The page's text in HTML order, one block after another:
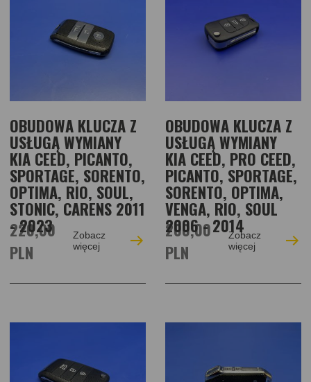
OBUDOWA KLUCZA Z
USŁUGĄ WYMIANY
KIA CEED, PICANTO,
SPORTAGE, SORENTO,
OPTIMA, RIO, SOUL,
STONIC, CARENS 2011
- 2023
220,00
PLN
Zobacz
więcej
OBUDOWA KLUCZA Z
USŁUGĄ WYMIANY
KIA CEED, PRO CEED,
PICANTO, SPORTAGE,
SORENTO, OPTIMA,
VENGA, RIO, SOUL
2006 - 2014
200,00
PLN
Zobacz
więcej